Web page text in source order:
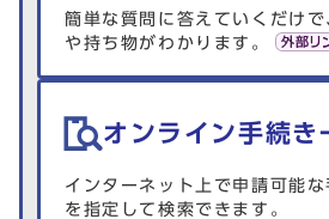
簡単な質問に答えていくだけ
や持ち物がわかります。
オンライン手続き
インターネット上で申請可能
を指定して検索できます。